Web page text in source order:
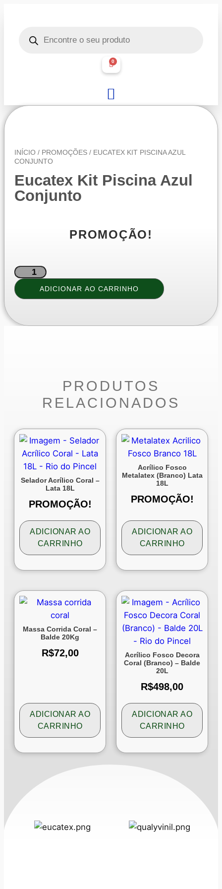
0
INÍCIO / PROMOÇÕES / EUCATEX KIT PISCINA AZUL
CONJUNTO
Eucatex Kit Piscina Azul
Conjunto
PROMOÇÃO!
ADICIONAR AO CARRINHO
PRODUTOS
RELACIONADOS
Selador Acrílico Coral –
Lata 18L
PROMOÇÃO!
ADICIONAR AO
CARRINHO
Acrílico Fosco
Metalatex (Branco) Lata
18L
PROMOÇÃO!
ADICIONAR AO
CARRINHO
Massa Corrida Coral –
Balde 20Kg
R$72,00
ADICIONAR AO
CARRINHO
Acrílico Fosco Decora
Coral (Branco) – Balde
20L
R$498,00
ADICIONAR AO
CARRINHO